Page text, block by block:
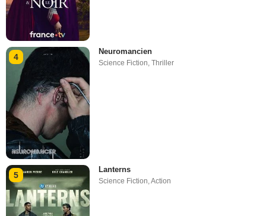
4
Neuromancien
Science Fiction,Thriller
5
Lanterns
Science Fiction ,Action